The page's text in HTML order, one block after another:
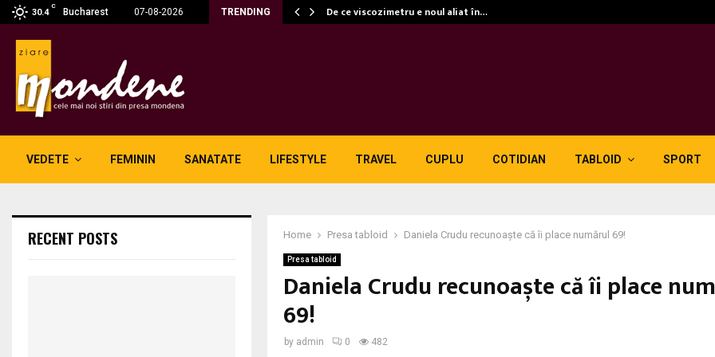
30.4
C
Bucharest 07-08-2026 TRENDING
fum: unde se potrivesc… De ce viscozimetru e noul aliat în…
VEDETE FEMININ SANATATE LIFESTYLE TRAVEL CUPLU COTIDIAN TABLOID SPORT
Home Presa tabloid Daniela Crudu recunoaște că îi place numărul 69!
Presa tabloid
Daniela Crudu recunoaște că îi place
69!
by admin 0 482
RECENT POSTS